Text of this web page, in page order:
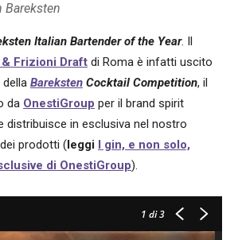
Bareksten
Italian Bartender of the Year. Il
Frizioni Draft di Roma è infatti uscito
Bareksten Cocktail Competition, il
da OnestiGroup per il brand spirit
distribuisce in esclusiva nel nostro
prodotti (leggi I gin, e non solo,
di OnestiGroup).
1 di 3